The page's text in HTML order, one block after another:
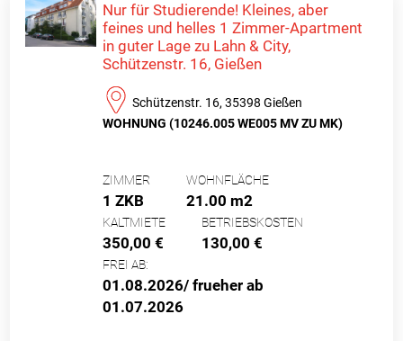
Nur für Studierende! Kleines, aber
feines und helles 1 Zimmer-Apartment
in guter Lage zu Lahn & City,
Schützenstr. 16, Gießen
Schützenstr. 16, 35398 Gießen
WOHNUNG (10246.005 WE005 MV ZU MK)
ZIMMER
1 ZKB
WOHNFLÄCHE
21.00 m2
KALTMIETE
350,00 €
BETRIEBSKOSTEN
130,00 €
FREI AB:
01.08.2026/ frueher ab
01.07.2026